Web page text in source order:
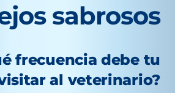
sabrosos
frecuencia debe tu
al veterinario?